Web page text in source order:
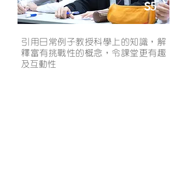
S5
引用日常例子教授科學上的知識，解
釋富有挑戰性的概念，令課堂更有趣
及互動性